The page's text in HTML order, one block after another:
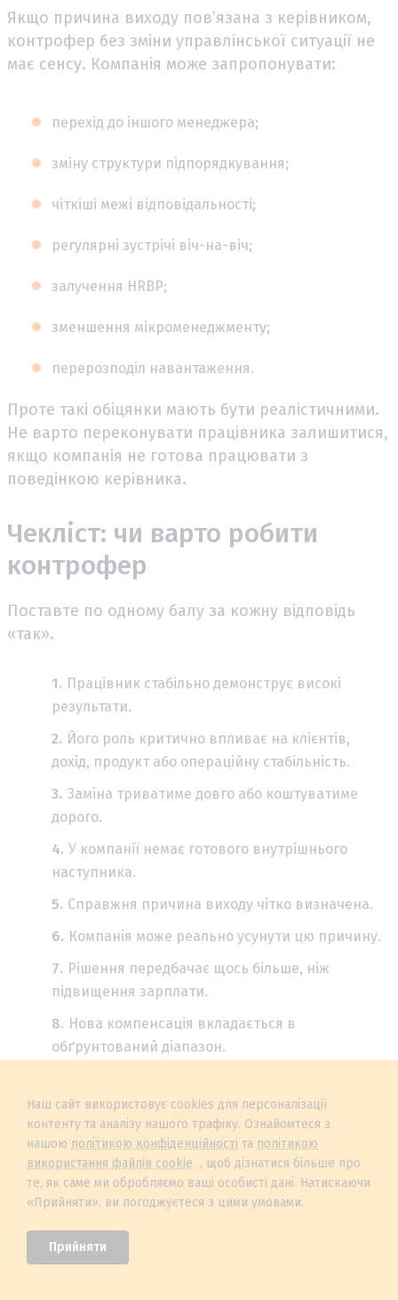
Якщо причина виходу пов’язана з керівником,
контрофер без зміни управлінської ситуації не
має сенсу. Компанія може запропонувати:
перехід до іншого менеджера;
зміну структури підпорядкування;
чіткіші межі відповідальності;
регулярні зустрічі віч-на-віч;
залучення HRBP;
зменшення мікроменеджменту;
перерозподіл навантаження.
Проте такі обіцянки мають бути реалістичними.
Не варто переконувати працівника залишитися,
якщо компанія не готова працювати з
поведінкою керівника.
Чекліст: чи варто робити
контрофер
Поставте по одному балу за кожну відповідь
«так».
Працівник стабільно демонструє високі
результати.
Його роль критично впливає на клієнтів,
дохід, продукт або операційну стабільність.
Заміна триватиме довго або коштуватиме
дорого.
У компанії немає готового внутрішнього
наступника.
Справжня причина виходу чітко визначена.
Компанія може реально усунути цю причину.
Рішення передбачає щось більше, ніж
підвищення зарплати.
Нова компенсація вкладається в
обґрунтований діапазон.
несправедливості в команді.
Менеджер готовий виконувати нові
домовленості.
Усі зміни можна зафіксувати письмово.
вартість заміни.
Наш сайт використовує cookies для персоналізації
контенту та аналізу нашого трафіку. Ознайомтеся з
нашою політикою конфіденційності та політикою
використання файлів cookie , щоб дізнатися більше про
те, як саме ми обробляємо ваші особисті дані. Натискаючи
«Прийняти», ви погоджуєтеся з цими умовами.
Прийняти